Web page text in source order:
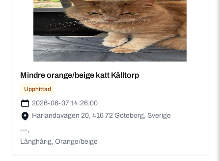
Mindre orange/beige katt Kålltorp
Upphittad
2026-06-07 14:26:00
Härlandavägen 20, 416 72 Göteborg, Sverige
---,
Långhårig, Orange/beige